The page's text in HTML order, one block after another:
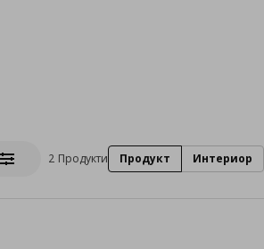
2 Продукти Продукт Интериор